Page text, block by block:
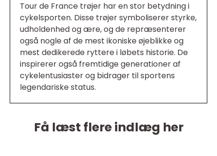
Tour de France trøjer har en stor betydning i
cykelsporten. Disse trøjer symboliserer styrke,
udholdenhed og ære, og de repræsenterer
også nogle af de mest ikoniske øjeblikke og
mest dedikerede ryttere i løbets historie. De
inspirerer også fremtidige generationer af
cykelentusiaster og bidrager til sportens
legendariske status.
Få læst flere indlæg her